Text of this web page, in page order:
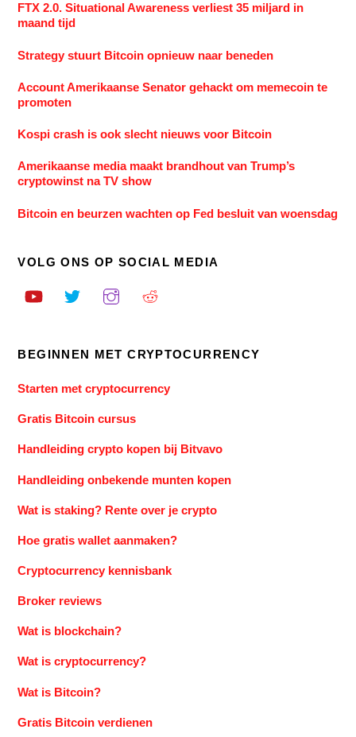
FTX 2.0. Situational Awareness verliest 35 miljard in
maand tijd
Strategy stuurt Bitcoin opnieuw naar beneden
Account Amerikaanse Senator gehackt om memecoin te
promoten
Kospi crash is ook slecht nieuws voor Bitcoin
Amerikaanse media maakt brandhout van Trump’s
cryptowinst na TV show
Bitcoin en beurzen wachten op Fed besluit van woensdag
VOLG ONS OP SOCIAL MEDIA
BEGINNEN MET CRYPTOCURRENCY
Starten met cryptocurrency
Gratis Bitcoin cursus
Handleiding crypto kopen bij Bitvavo
Handleiding onbekende munten kopen
Wat is staking? Rente over je crypto
Hoe gratis wallet aanmaken?
Cryptocurrency kennisbank
Broker reviews
Wat is blockchain?
Wat is cryptocurrency?
Wat is Bitcoin?
Gratis Bitcoin verdienen